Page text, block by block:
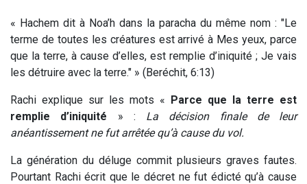
« Hachem dit à Noa’h dans la paracha du même nom : "Le
terme de toutes les créatures est arrivé à Mes yeux, parce
que la terre, à cause d’elles, est remplie d’iniquité ; Je vais
les détruire avec la terre." » (Beréchit, 6:13)
Rachi explique sur les mots « Parce que la terre est
remplie d’iniquité » : La décision finale de leur
anéantissement ne fut arrêtée qu’à cause du vol.
La génération du déluge commit plusieurs graves fautes.
Pourtant Rachi écrit que le décret ne fut édicté qu’à cause